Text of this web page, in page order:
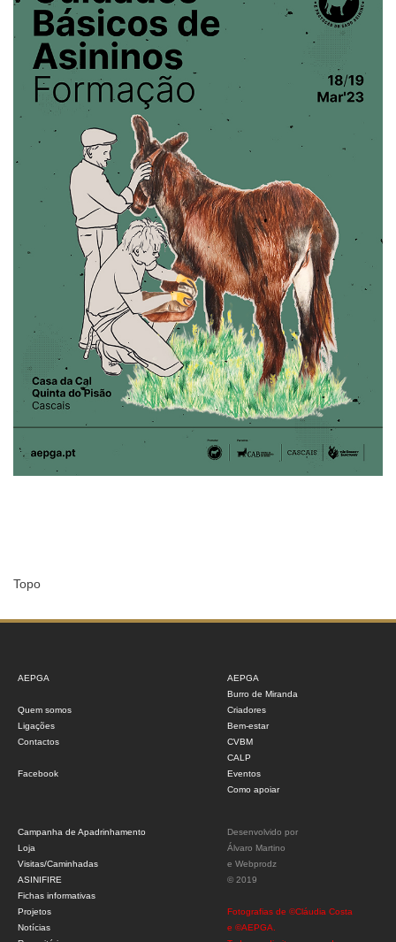
Topo
AEPGA
Quem somos
Ligações
Contactos
Facebook
AEPGA
Burro de Miranda
Criadores
Bem-estar
CVBM
CALP
Eventos
Como apoiar
Campanha de Apadrinhamento
Loja
Visitas/Caminhadas
ASINIFIRE
Fichas informativas
Projetos
Notícias
Desenvolvido por
Álvaro Martino
e Webprodz
© 2019
Fotografias de ©Cláudia Costa
e ©AEPGA.